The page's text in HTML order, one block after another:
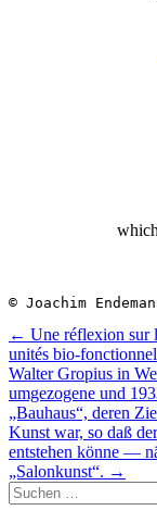
© Joachim
← Une réflexion sur
unités bio-
Walter Gropius in
umgezogene und
„Bauhaus“, deren
Kunst war, so daß
entstehen könne —
„Salonkunst“. →
Suchen
nach: